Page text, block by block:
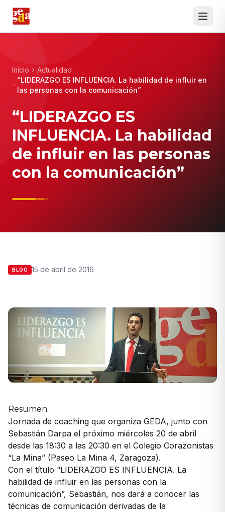
Inicio
Actualidad
“LIDERAZGO ES INFLUENCIA. La habilidad de influir en
las personas con la comunicación”
“LIDERAZGO ES
INFLUENCIA. La habilidad
de influir en las personas
con la comunicación”
BLOG 15 de abril de 2016
Resumen
Jornada de coaching que organiza GEDA, junto con
Sebastián Darpa el próximo miércoles 20 de abril
desde las 18:30 a las 20:30 en el Colegio Corazonistas
“La Mina” (Paseo La Mina 4, Zaragoza).
Con el título “LIDERAZGO ES INFLUENCIA. La
habilidad de influir en las personas con la
comunicación”, Sebastián, nos dará a conocer las
técnicas de comunicación derivadas de la